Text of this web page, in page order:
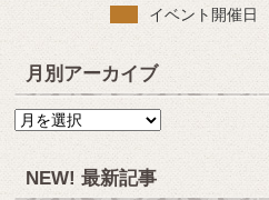
イベント開催日
月別アーカイブ
月
ーNEW! 最新記事